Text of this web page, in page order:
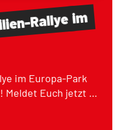
Rallyeim
im Europa-Park
Meldet Euch jetzt …